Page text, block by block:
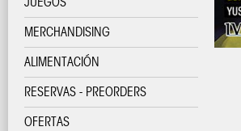
MERCHANDISING
ALIMENTACIÓN
RESERVAS - PREORDERS
OFERTAS